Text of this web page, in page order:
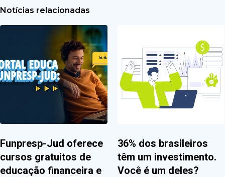
Notícias relacionadas
Funpresp-Jud oferece
cursos gratuitos de
educação financeira e
36% dos brasileiros
têm um investimento.
Você é um deles?